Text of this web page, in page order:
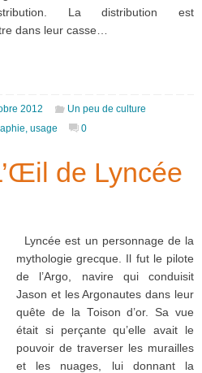
La distribution est
dans leur casse…
2012
Un peu de culture
usage 0
de Lyncée
Lyncée est un personnage de la
mythologie grecque. Il fut le pilote
de l’Argo, navire qui conduisit
Jason et les Argonautes dans leur
quête de la Toison d’or. Sa vue
était si perçante qu’elle avait le
pouvoir de traverser les murailles
et les nuages, lui donnant la